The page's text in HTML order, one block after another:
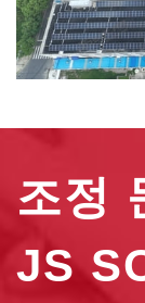
조정
JS